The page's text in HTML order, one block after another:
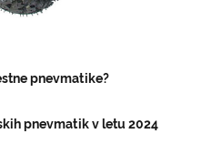
pnevmatike?
pnevmatik v letu 2024